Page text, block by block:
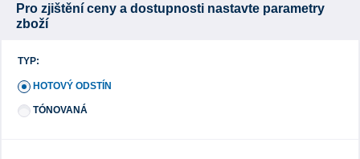
Pro zjištění ceny a dostupnosti nastavte parametry
zboží
TYP:
HOTOVÝ ODSTÍN
TÓNOVANÁ